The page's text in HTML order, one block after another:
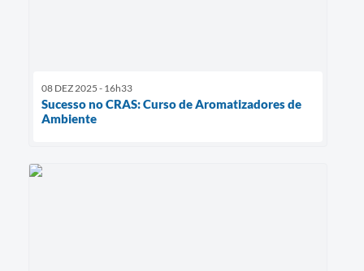
08 DEZ 2025 - 16h33
Sucesso no CRAS: Curso de Aromatizadores de
Ambiente